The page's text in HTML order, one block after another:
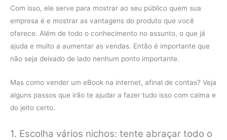
Com isso, ele serve para mostrar ao seu público quem sua
empresa é e mostrar as vantagens do produto que você
oferece. Além de todo o conhecimento no assunto, o que já
ajuda e muito a aumentar as vendas. Então é importante que
não seja deixado de lado nenhum ponto importante.
Mas como vender um eBook na internet, afinal de contas? Veja
alguns passos que irão te ajudar a fazer tudo isso com calma e
do jeito certo.
1. Escolha vários nichos: tente abraçar todo o